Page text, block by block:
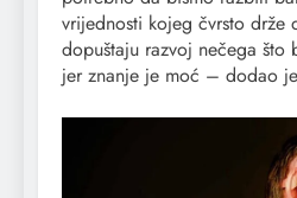
vrijednosti kojeg čvrsto drže
dopuštaju razvoj nečega što
jer znanje je moć – dodao